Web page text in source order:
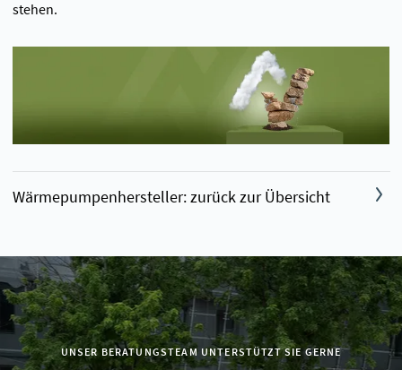
stehen.
Wärmepumpenhersteller: zurück zur Übersicht
UNSER BERATUNGSTEAM UNTERSTÜTZT SIE GERNE